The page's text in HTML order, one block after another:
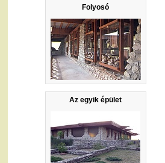
Folyosó
Az egyik épület